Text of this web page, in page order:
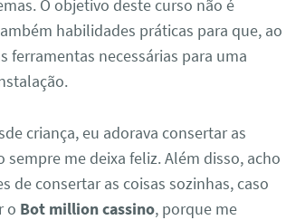
O objetivo deste curso não é
habilidades práticas para que, ao
ferramentas necessárias para uma
criança, eu adorava consertar as
me deixa feliz. Além disso, acho
de consertar as coisas sozinhas, caso
o Bot million cassino, porque me